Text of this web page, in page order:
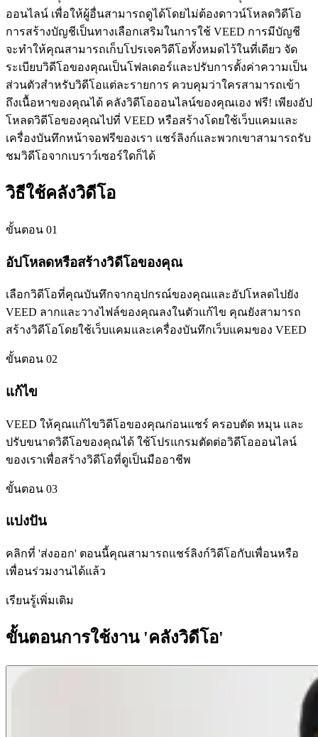
ออนไลน์ เพื่อให้ผู้อื่นสามารถดูได้โดยไม่ต้องดาวน์โหลดวิดีโอ
การสร้างบัญชีเป็นทางเลือกเสริมในการใช้ VEED การมีบัญชี
จะทำให้คุณสามารถเก็บโปรเจควิดีโอทั้งหมดไว้ในที่เดียว จัด
ระเบียบวิดีโอของคุณเป็นโฟลเดอร์และปรับการตั้งค่าความเป็น
ส่วนตัวสำหรับวิดีโอแต่ละรายการ ควบคุมว่าใครสามารถเข้า
ถึงเนื้อหาของคุณได้ คลังวิดีโอออนไลน์ของคุณเอง ฟรี! เพียงอัป
โหลดวิดีโอของคุณไปที่ VEED หรือสร้างโดยใช้เว็บแคมและ
เครื่องบันทึกหน้าจอฟรีของเรา แชร์ลิงก์และพวกเขาสามารถรับ
ชมวิดีโอจากเบราว์เซอร์ใดก็ได้
วิธีใช้คลังวิดีโอ
ขั้นตอน 01
อัปโหลดหรือสร้างวิดีโอของคุณ
เลือกวิดีโอที่คุณบันทึกจากอุปกรณ์ของคุณและอัปโหลดไปยัง
VEED ลากและวางไฟล์ของคุณลงในตัวแก้ไข คุณยังสามารถ
สร้างวิดีโอโดยใช้เว็บแคมและเครื่องบันทึกเว็บแคมของ VEED
ขั้นตอน 02
แก้ไข
VEED ให้คุณแก้ไขวิดีโอของคุณก่อนแชร์ ครอบตัด หมุน และ
ปรับขนาดวิดีโอของคุณได้ ใช้โปรแกรมตัดต่อวิดีโอออนไลน์
ของเราเพื่อสร้างวิดีโอที่ดูเป็นมืออาชีพ
ขั้นตอน 03
แบ่งปัน
คลิกที่ 'ส่งออก' ตอนนี้คุณสามารถแชร์ลิงก์วิดีโอกับเพื่อนหรือ
เพื่อนร่วมงานได้แล้ว
เรียนรู้เพิ่มเติม
ขั้นตอนการใช้งาน 'คลังวิดีโอ'